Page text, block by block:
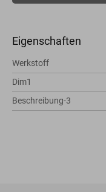
Eigenschaften
Werkstoff
Dim1
Beschreibung-3